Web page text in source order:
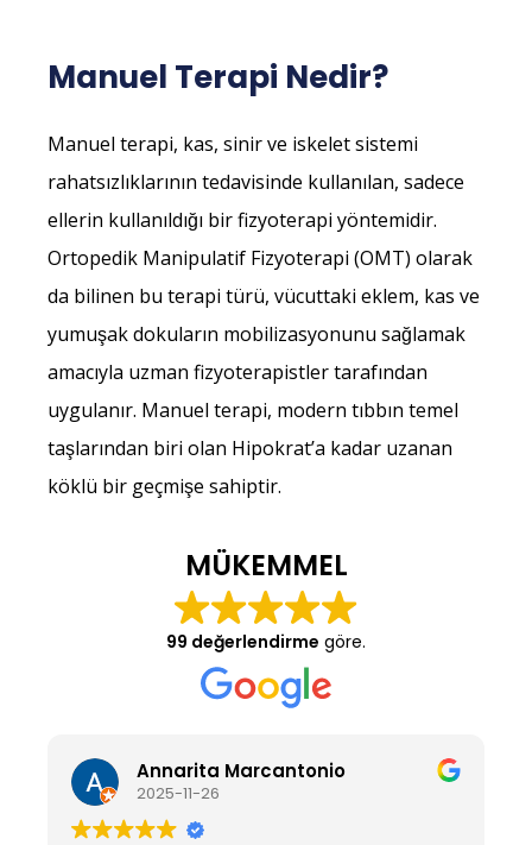
Manuel Terapi Nedir?
Manuel terapi, kas, sinir ve iskelet sistemi
rahatsızlıklarının tedavisinde kullanılan, sadece
ellerin kullanıldığı bir fizyoterapi yöntemidir.
Ortopedik Manipulatif Fizyoterapi (OMT) olarak
da bilinen bu terapi türü, vücuttaki eklem, kas ve
yumuşak dokuların mobilizasyonunu sağlamak
amacıyla uzman fizyoterapistler tarafından
uygulanır. Manuel terapi, modern tıbbın temel
taşlarından biri olan Hipokrat’a kadar uzanan
köklü bir geçmişe sahiptir.
MÜKEMMEL
99 değerlendirme göre.
Annarita Marcantonio
2025-11-26